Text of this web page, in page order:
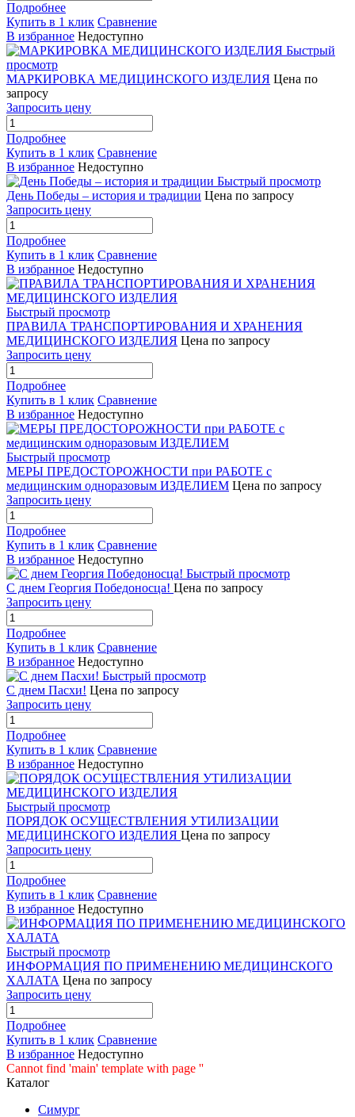
Подробнее
Купить в 1 клик Сравнение
В избранное Недоступно
Быстрый
просмотр
МАРКИРОВКА МЕДИЦИНСКОГО ИЗДЕЛИЯ Цена по
запросу
Запросить цену
Подробнее
Купить в 1 клик Сравнение
В избранное Недоступно
Быстрый просмотр
День Победы – история и традиции Цена по запросу
Запросить цену
Подробнее
Купить в 1 клик Сравнение
В избранное Недоступно
Быстрый просмотр
ПРАВИЛА ТРАНСПОРТИРОВАНИЯ И ХРАНЕНИЯ
МЕДИЦИНСКОГО ИЗДЕЛИЯ Цена по запросу
Запросить цену
Подробнее
Купить в 1 клик Сравнение
В избранное Недоступно
Быстрый просмотр
МЕРЫ ПРЕДОСТОРОЖНОСТИ при РАБОТЕ с
медицинским одноразовым ИЗДЕЛИЕМ Цена по запросу
Запросить цену
Подробнее
Купить в 1 клик Сравнение
В избранное Недоступно
Быстрый просмотр
С днем Георгия Победоносца! Цена по запросу
Запросить цену
Подробнее
Купить в 1 клик Сравнение
В избранное Недоступно
Быстрый просмотр
С днем Пасхи! Цена по запросу
Запросить цену
Подробнее
Купить в 1 клик Сравнение
В избранное Недоступно
Быстрый просмотр
ПОРЯДОК ОСУЩЕСТВЛЕНИЯ УТИЛИЗАЦИИ
МЕДИЦИНСКОГО ИЗДЕЛИЯ Цена по запросу
Запросить цену
Подробнее
Купить в 1 клик Сравнение
В избранное Недоступно
Быстрый просмотр
ИНФОРМАЦИЯ ПО ПРИМЕНЕНИЮ МЕДИЦИНСКОГО
ХАЛАТА Цена по запросу
Запросить цену
Подробнее
Купить в 1 клик Сравнение
В избранное Недоступно
Cannot find 'main' template with page ''
Каталог
Симург